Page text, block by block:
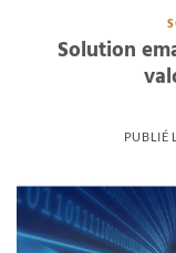
Solution
PUBLIÉ